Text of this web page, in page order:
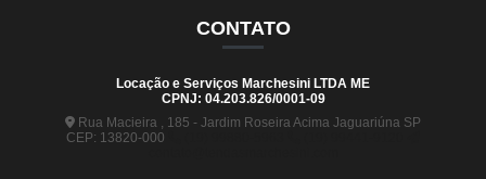
CONTATO
Locação e Serviços Marchesini LTDA ME
CPNJ: 04.203.826/0001-09
Rua Macieira , 185 - Jardim Roseira Acima Jaguariúna SP
CEP: 13820-000